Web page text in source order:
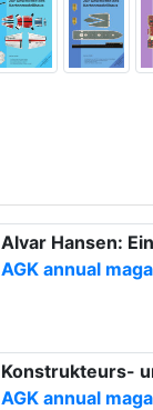
Alvar Hansen:
AGK annual
Konstrukteurs-
AGK annual